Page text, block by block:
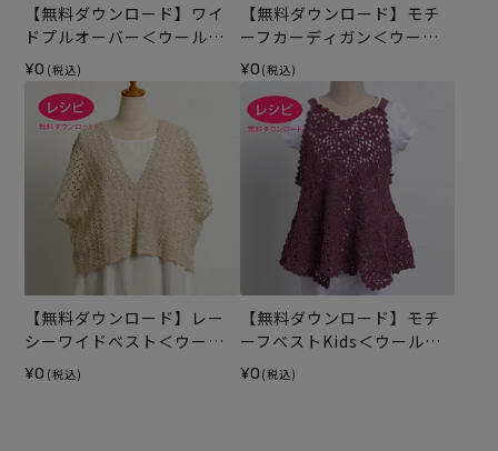
【無料ダウンロード】ワイ
ドプルオーバー＜ウールシ
ェイプ＞（レシピ）
¥0 (税込)
【無料ダウンロード】モチ
ーフカーディガン＜ウール
シェイプ＞（レシピ）
¥0 (税込)
【無料ダウンロード】レー
シーワイドベスト＜ウール
シェイプ＞（レシピ）
¥0 (税込)
【無料ダウンロード】モチ
ーフベストKids＜ウールシ
ェイプ＞（レシピ）
¥0 (税込)